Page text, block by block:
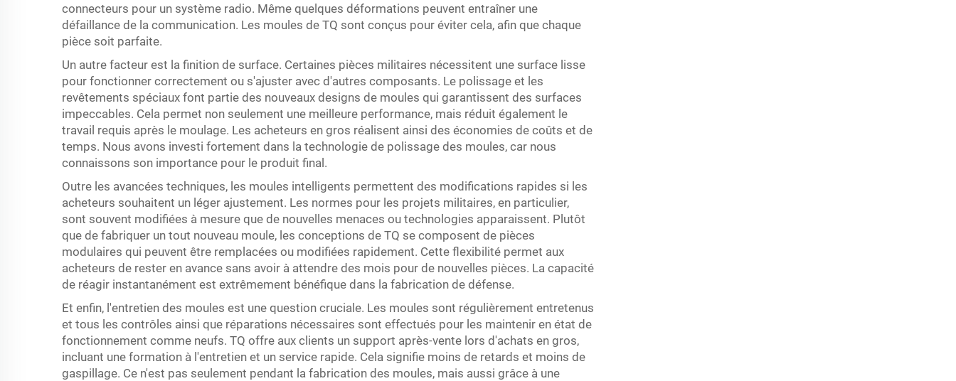
connecteurs pour un système radio. Même quelques déformations peuvent entraîner une
défaillance de la communication. Les moules de TQ sont conçus pour éviter cela, afin que chaque
pièce soit parfaite.
Un autre facteur est la finition de surface. Certaines pièces militaires nécessitent une surface lisse
pour fonctionner correctement ou s'ajuster avec d'autres composants. Le polissage et les
revêtements spéciaux font partie des nouveaux designs de moules qui garantissent des surfaces
impeccables. Cela permet non seulement une meilleure performance, mais réduit également le
travail requis après le moulage. Les acheteurs en gros réalisent ainsi des économies de coûts et de
temps. Nous avons investi fortement dans la technologie de polissage des moules, car nous
connaissons son importance pour le produit final.
Outre les avancées techniques, les moules intelligents permettent des modifications rapides si les
acheteurs souhaitent un léger ajustement. Les normes pour les projets militaires, en particulier,
sont souvent modifiées à mesure que de nouvelles menaces ou technologies apparaissent. Plutôt
que de fabriquer un tout nouveau moule, les conceptions de TQ se composent de pièces
modulaires qui peuvent être remplacées ou modifiées rapidement. Cette flexibilité permet aux
acheteurs de rester en avance sans avoir à attendre des mois pour de nouvelles pièces. La capacité
de réagir instantanément est extrêmement bénéfique dans la fabrication de défense.
Et enfin, l'entretien des moules est une question cruciale. Les moules sont régulièrement entretenus
et tous les contrôles ainsi que réparations nécessaires sont effectués pour les maintenir en état de
fonctionnement comme neufs. TQ offre aux clients un support après-vente lors d'achats en gros,
incluant une formation à l'entretien et un service rapide. Cela signifie moins de retards et moins de
gaspillage. Ce n'est pas seulement pendant la fabrication des moules, mais aussi grâce à une